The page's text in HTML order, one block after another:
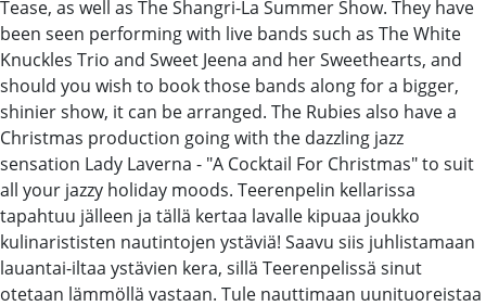
Tease, as well as The Shangri-La Summer Show. They have
been seen performing with live bands such as The White
Knuckles Trio and Sweet Jeena and her Sweethearts, and
should you wish to book those bands along for a bigger,
shinier show, it can be arranged. The Rubies also have a
Christmas production going with the dazzling jazz
sensation Lady Laverna - "A Cocktail For Christmas" to suit
all your jazzy holiday moods. Teerenpelin kellarissa
tapahtuu jälleen ja tällä kertaa lavalle kipuaa joukko
kulinarististen nautintojen ystäviä! Saavu siis juhlistamaan
lauantai-iltaa ystävien kera, sillä Teerenpelissä sinut
otetaan lämmöllä vastaan. Tule nauttimaan uunituoreistaa